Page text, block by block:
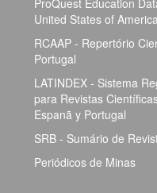
ProQuest Education
United States of
RCAAP - Repertório
Portugal
LATINDEX - Sistema
para Revistas
Espanã y Portugal
SRB - Sumário de
Periódicos de Minas